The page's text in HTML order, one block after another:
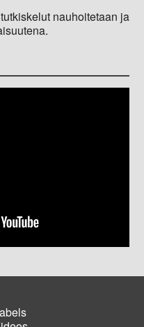
nauhoitetaan ja